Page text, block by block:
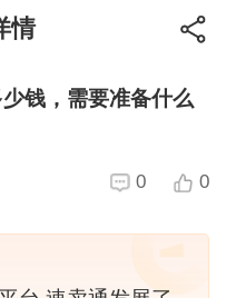
情
钱，需要准备什么
0 0